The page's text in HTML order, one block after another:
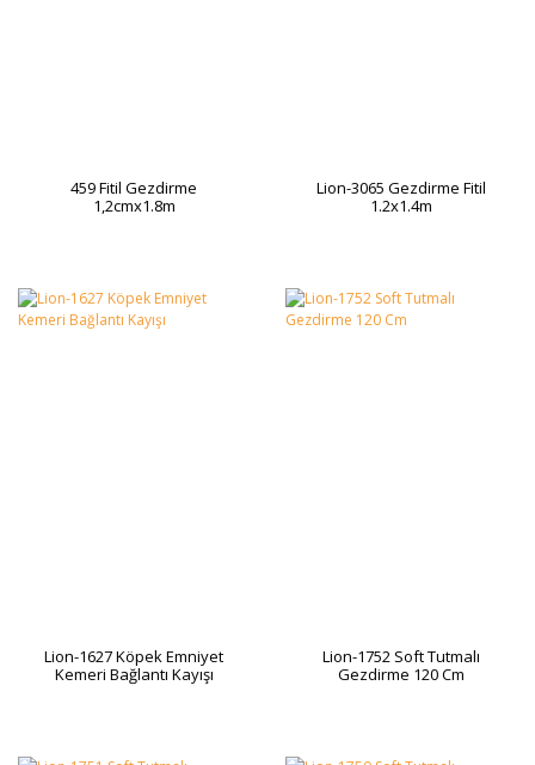
459 Fitil Gezdirme
1,2cmx1.8m
Lion-3065 Gezdirme Fitil
1.2x1.4m
Lion-1627 Köpek Emniyet
Kemeri Bağlantı Kayışı
Lion-1752 Soft Tutmalı
Gezdirme 120 Cm